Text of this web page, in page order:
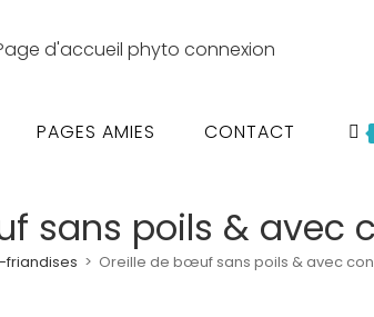
PAGES AMIES CONTACT
sans poils & avec
> Oreille de bœuf sans poils & avec